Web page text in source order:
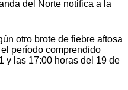
del Norte notifica a la
otro brote de fiebre aftosa
período comprendido
y las 17:00 horas del 19 de